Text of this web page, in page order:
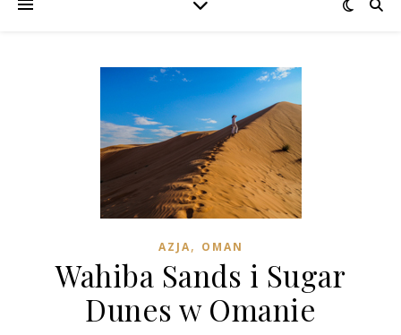
AZJA, OMAN
Wahiba Sands i Sugar
Dunes w Omanie